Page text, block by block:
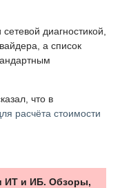
диагностикой,
а список
что в
расчёта стоимости
ИТ и ИБ. Обзоры,